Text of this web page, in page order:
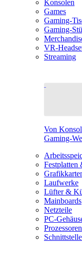
Konsolen
Games
Gaming-
Gaming-
VR-
Streaming
Von
Gaming-
Festplatten
Laufwerke
Lüfter &
Mainboards
Netzteile
PC-
Prozessoren